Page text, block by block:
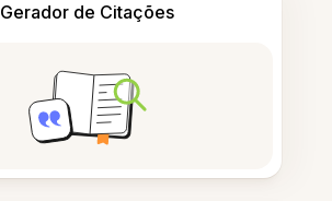
Gerador de Citações